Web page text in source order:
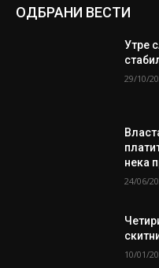
ОДБРАНИ ВЕСТИ
Утре
29/10/
нека
24/06/
10/01/